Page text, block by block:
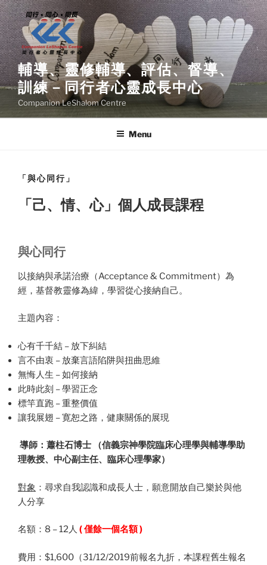
Skip
to
content
輔導、靈修輔導、評估、督導、
訓練－同行者心靈成長中心
Companion LeShalom Centre
Menu
「與心同行」
「己、情、心」個人成長課程
與心同行
以接納與承諾治療（Acceptance & Commitment）為
經，基督教靈修為緯，學習從心接納自己。
主題內容：
心有千千結 – 放下糾結
言不由衷 – 放棄言語陷阱與扭曲思維
無悔人生 – 如何接納
此時此刻 – 學習正念
標竿直跑 – 重整價值
讓我展翅 – 寛恕之路，健康關係的展現
導師：蕭柱石博士 （信義宗神學院臨床心理學與輔導學助
理教授、中心副主任、臨床心理學家）
對象 ：尋求自我認識和成長人士，願意開放自己樂於與他
人分享
名額：8 – 12人 ( 僅餘一個名額 )
費用：$1,600（31/12/2019前報名九折，本課程舊生報名